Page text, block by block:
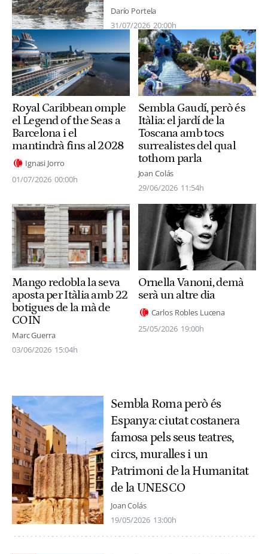
Darío Portela
31/07/2026 20:00h
Royal Caribbean omple
el Legend of the Seas a
Barcelona i el
mantindrà fins al 2028
Ignasi Jorro
01/07/2026 00:00h
Sembla Gaudí, però és
Itàlia: el jardí de la
Toscana amb tocs
surrealistes del qual
tothom parla
Joan Colás
29/06/2026 11:54h
Mango redobla la seva
aposta per Itàlia amb 22
botigues de la mà de
COIN
Marc Guerra
03/06/2026 15:04h
Ornella Vanoni, demà
serà un altre dia
Carlos Robles Lucena
25/05/2026 19:00h
Sembla Roma però és
Espanya: ciutat costanera
famosa pels seus teatres,
circs, muralles i un
Patrimoni de la Humanitat
de la UNESCO
Joan Colás
19/05/2026 13:00h